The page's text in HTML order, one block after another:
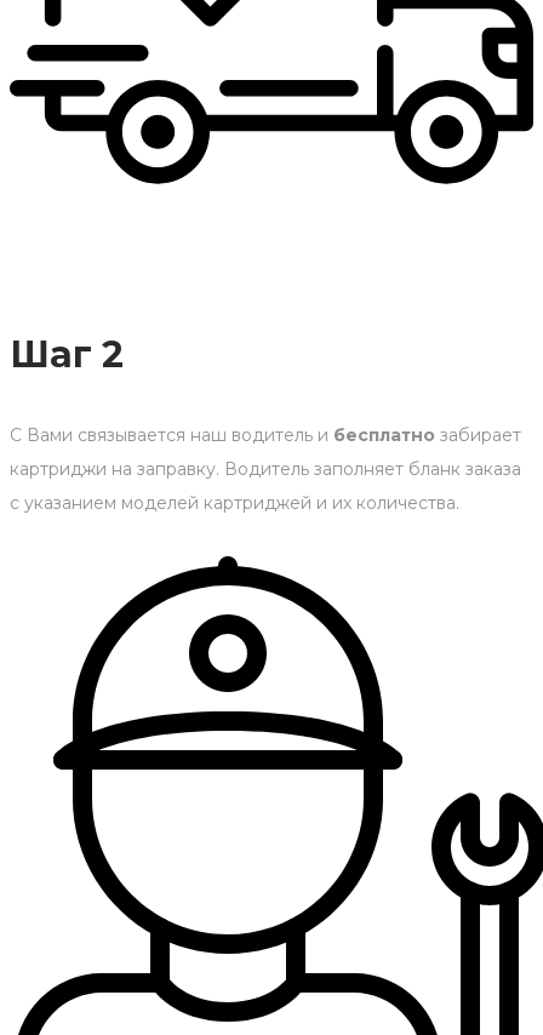
Шаг 2
С Вами связывается наш водитель и бесплатно забирает
картриджи на заправку. Водитель заполняет бланк заказа
с указанием моделей картриджей и их количества.